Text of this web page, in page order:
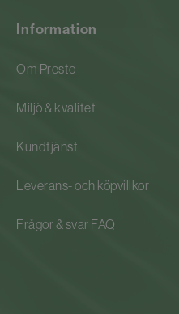
Information
Om Presto
Miljö & kvalitet
Kundtjänst
Leverans- och köpvillkor
Frågor & svar FAQ